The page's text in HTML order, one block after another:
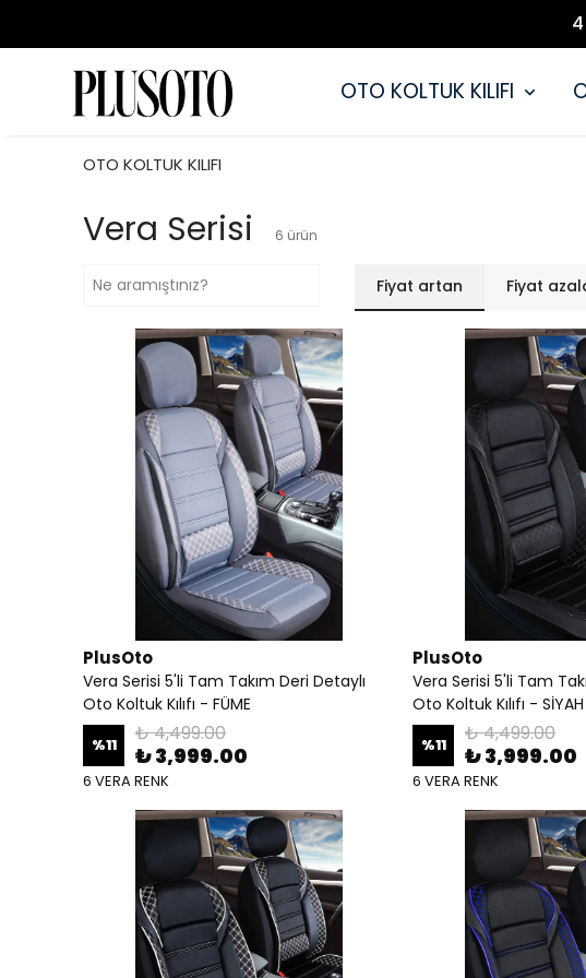
OTO KOLTUK KILIFI
OTO KOLTUK KILIFI
Vera Serisi 6 ürün
Fiyat artan Fiyat
PlusOto
Vera Serisi 5'li Tam Takım Deri Detaylı
Oto Koltuk Kılıfı - FÜME
%11 ₺ 4,499.00
₺ 3,999.00
6 VERA RENK
PlusOto
Vera Serisi 5'li Tam
Oto Koltuk Kılıfı - SİYAH
%11 ₺ 4,499.00
₺ 3,999.00
6 VERA RENK